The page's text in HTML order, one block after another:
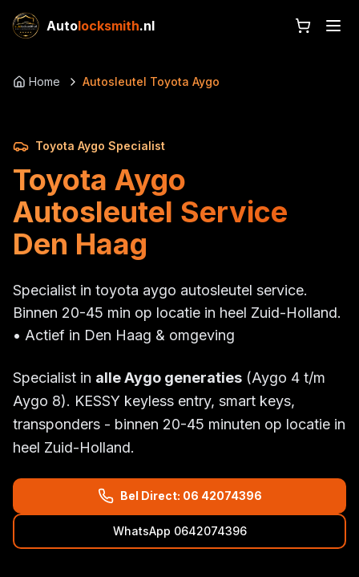
Autolocksmith.nl
Home Autosleutel Toyota Aygo
Toyota Aygo Specialist
Toyota Aygo
Autosleutel Service
Den Haag
Specialist in toyota aygo autosleutel service.
Binnen 20-45 min op locatie in heel Zuid-Holland.
• Actief in Den Haag & omgeving
Specialist in alle Aygo generaties (Aygo 4 t/m
Aygo 8). KESSY keyless entry, smart keys,
transponders - binnen 20-45 minuten op locatie in
heel Zuid-Holland.
Bel Direct: 06 42074396
WhatsApp 0642074396